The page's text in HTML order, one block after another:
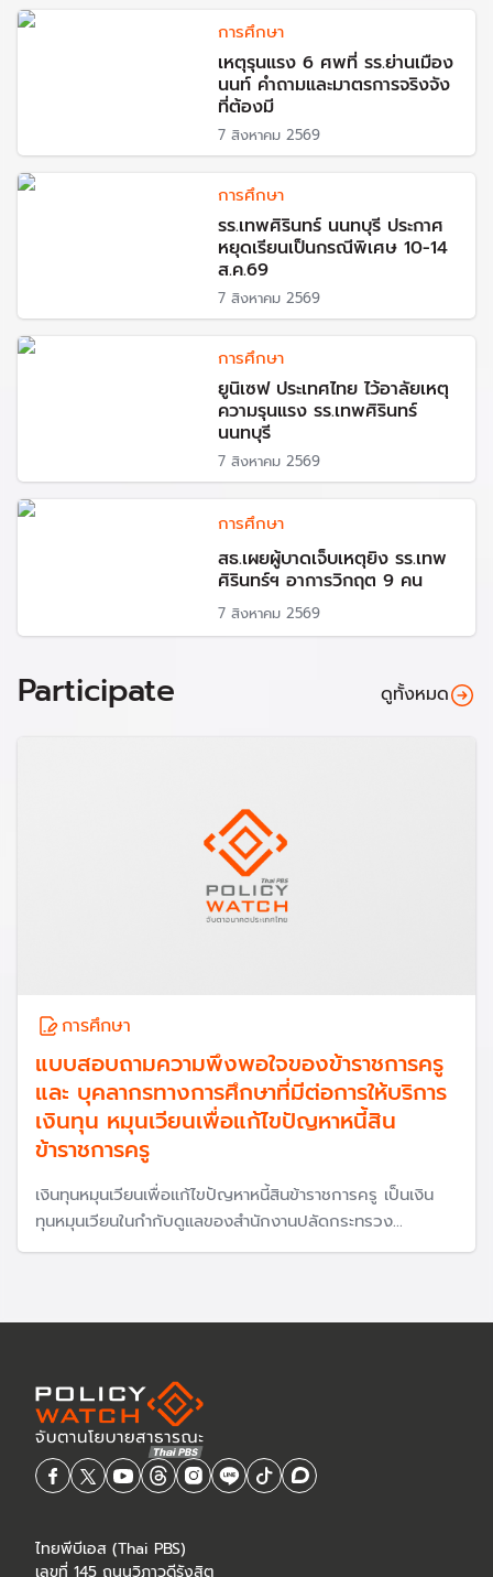
การศึกษา
เหตุรุนแรง 6 ศพที่ รร.ย่านเมือง
นนท์ คำถามและมาตรการจริงจัง
ที่ต้องมี
7 สิงหาคม 2569
การศึกษา
รร.เทพศิรินทร์ นนทบุรี ประกาศ
หยุดเรียนเป็นกรณีพิเศษ 10-14
ส.ค.69
7 สิงหาคม 2569
การศึกษา
ยูนิเซฟ ประเทศไทย ไว้อาลัยเหตุ
ความรุนแรง รร.เทพศิรินทร์
นนทบุรี
7 สิงหาคม 2569
การศึกษา
สธ.เผยผู้บาดเจ็บเหตุยิง รร.เทพ
ศิรินทร์ฯ อาการวิกฤต 9 คน
7 สิงหาคม 2569
Participate ดูทั้งหมด
การศึกษา
แบบสอบถามความพึงพอใจของข้าราชการครู
และ บุคลากรทางการศึกษาที่มีต่อการให้บริการ
เงินทุน หมุนเวียนเพื่อแก้ไขปัญหาหนี้สิน
ข้าราชการครู
เงินทุนหมุนเวียนเพื่อแก้ไขปัญหาหนี้สินข้าราชการครู เป็นเงิน
ทุนหมุนเวียนในกำกับดูแลของสำนักงานปลัดกระทรวง
ศึกษาธิการ ดำเนินการภายใต้ข้อบังคับคณะกรรมการบริหาร
พ.ศ.2561 และนับตั้งแต่ปีบัญชี2548 เป็นต้นมา กรมบัญชี
เพื่อแก้ไขปัญหาหนี้สินข้าราชการครูเป็นประจำทุกปี จึงได้จัดทำ
แบบสอบถามความพึงพอใจของข้าราชการครูและ บุคลากร
ทางการศึกษาที่มีต่อการให้บริการเงินทุนหมุนเวียนเพื่อแก้ไข
ปัญหาหนี้สินข้าราชการครูขึ้น โดยมีวัตถุประสงค์เพื่อสำรวจ
ความพึงพอใจของข้าราชการครูและบุคลากรทางการศึกษาที่มี
ข้าราชการครูและนำผล มาปรับปรุงพัฒนาการดำเนินงานให้มี
ประสิทธิภาพและเกิดประสิทธิผล มากยิ่งขึ้น
ไทยพีบีเอส (Thai PBS)
เลขที่ 145 ถนนวิภาวดีรังสิต